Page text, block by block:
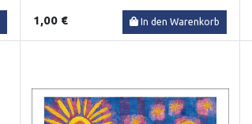
1,00 € In den Warenkorb